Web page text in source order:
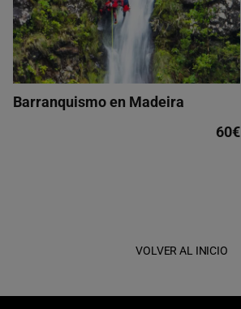
Barranquismo en Madeira
60€
VOLVER AL INICIO